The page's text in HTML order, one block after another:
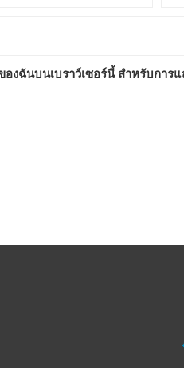
งฉันบนเบราว์เซอร์นี้ สำหรับการ